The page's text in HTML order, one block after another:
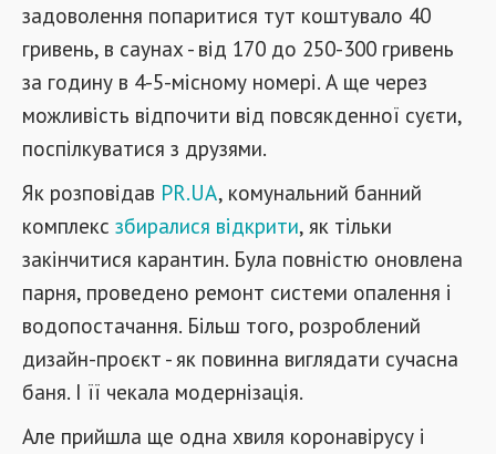
задоволення попаритися тут коштувало 40
гривень, в саунах - від 170 до 250-300 гривень
за годину в 4-5-місному номері. А ще через
можливість відпочити від повсякденної суєти,
поспілкуватися з друзями.
Як розповідав PR.UA, комунальний банний
комплекс збиралися відкрити, як тільки
закінчитися карантин. Була повністю оновлена
парня, проведено ремонт системи опалення і
водопостачання. Більш того, розроблений
дизайн-проєкт - як повинна виглядати сучасна
баня. І її чекала модернізація.
Але прийшла ще одна хвиля коронавірусу і